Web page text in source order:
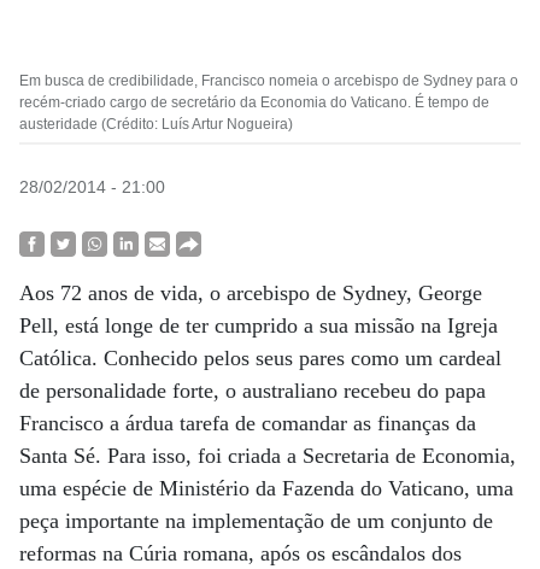
Em busca de credibilidade, Francisco nomeia o arcebispo de Sydney para o
recém-criado cargo de secretário da Economia do Vaticano. É tempo de
austeridade (Crédito: Luís Artur Nogueira)
28/02/2014 - 21:00
Aos 72 anos de vida, o arcebispo de Sydney, George
Pell, está longe de ter cumprido a sua missão na Igreja
Católica. Conhecido pelos seus pares como um cardeal
de personalidade forte, o australiano recebeu do papa
Francisco a árdua tarefa de comandar as finanças da
Santa Sé. Para isso, foi criada a Secretaria de Economia,
uma espécie de Ministério da Fazenda do Vaticano, uma
peça importante na implementação de um conjunto de
reformas na Cúria romana, após os escândalos dos